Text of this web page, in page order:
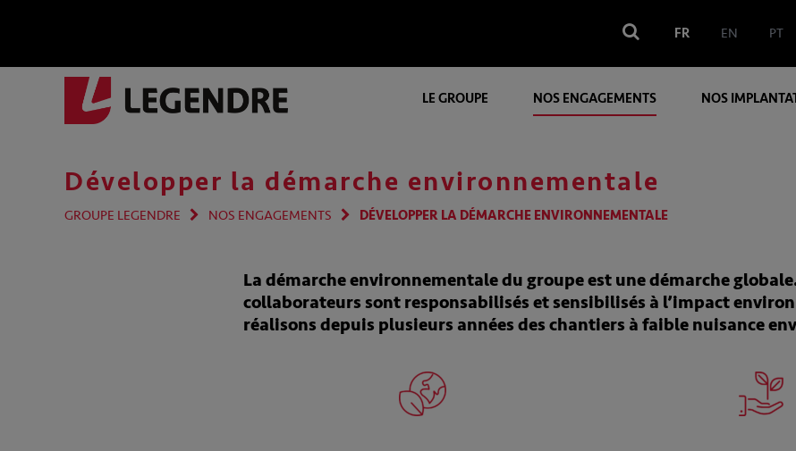
FR EN PT
LE GROUPE NOS ENGAGEMENTS NOS
Développer la démarche environnementale
GROUPE LEGENDRE NOS ENGAGEMENTS DÉVELOPPER LA DÉMARCHE ENVIRONNEMENTALE
La démarche environnementale du groupe est une démarche
collaborateurs sont responsabilisés et sensibilisés à l’impact
réalisons depuis plusieurs années des chantiers à faible nuisance